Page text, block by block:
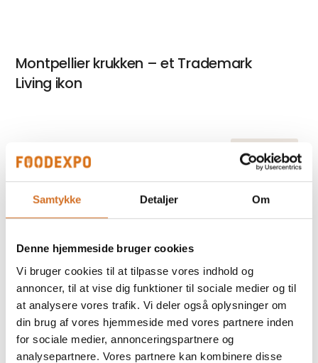
Samtykke Detaljer Om
Denne hjemmeside bruger cookies
Vi bruger cookies til at tilpasse vores indhold og
annoncer, til at vise dig funktioner til sociale medier og til
at analysere vores trafik. Vi deler også oplysninger om
din brug af vores hjemmeside med vores partnere inden
for sociale medier, annonceringspartnere og
analysepartnere. Vores partnere kan kombinere disse
Montpellier krukken – et Trademark
Living ikon
Rustikke og robuste slagterblokke –
når møblerne skal have kant
Runde borde til gode samtaler
På messen
Trænger din restaurant til nye stole?